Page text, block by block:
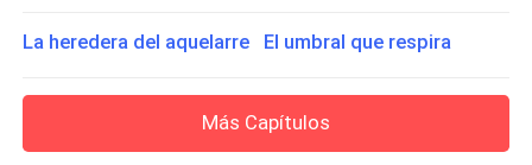
La heredera del aquelarre El umbral que respira
Más Capítulos